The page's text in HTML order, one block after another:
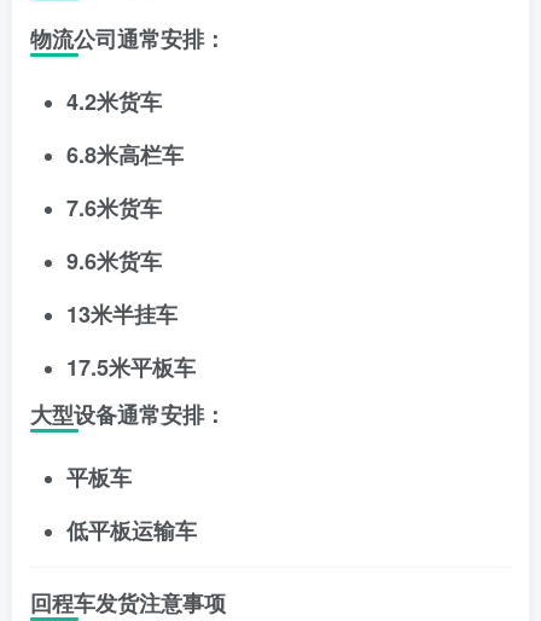
物流公司通常安排：
4.2米货车
6.8米高栏车
7.6米货车
9.6米货车
13米半挂车
17.5米平板车
大型设备通常安排：
平板车
低平板运输车
回程车发货注意事项